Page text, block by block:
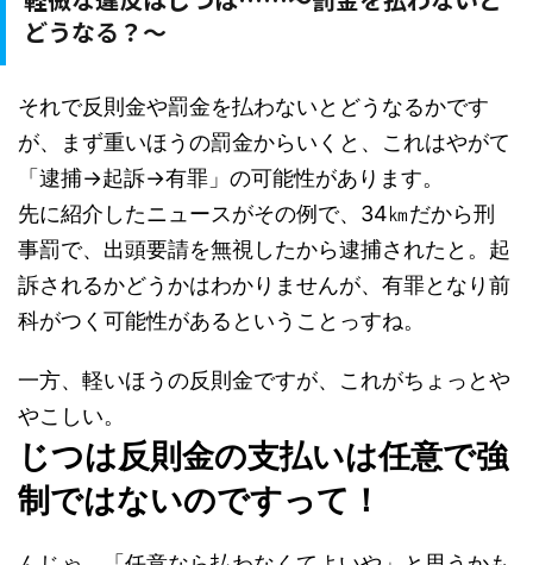
どうなる？～
それで反則金や罰金を払わないとどうなるかです
が、まず重いほうの罰金からいくと、これはやがて
「逮捕→起訴→有罪」の可能性があります。
先に紹介したニュースがその例で、34㎞だから刑
事罰で、出頭要請を無視したから逮捕されたと。起
訴されるかどうかはわかりませんが、有罪となり前
科がつく可能性があるということっすね。
一方、軽いほうの反則金ですが、これがちょっとや
やこしい。
じつは反則金の支払いは任意で強
制ではないのですって！